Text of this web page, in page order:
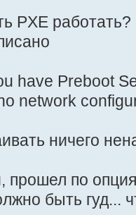
PXE работать?
have Preboot
network
ничего
прошел по
быть гуд...